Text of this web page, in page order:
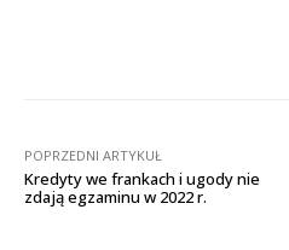
POPRZEDNI ARTYKUŁ
Kredyty we frankach i ugody nie
zdają egzaminu w 2022 r.